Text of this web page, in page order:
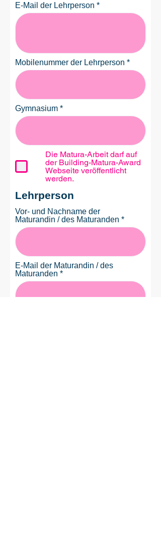
E-Mail der Lehrperson
Mobilenummer der Lehrperson
Gymnasium
Die Matura-Arbeit darf auf
der Building-Matura-Award
Webseite veröffentlicht
werden.
Lehrperson
Vor- und Nachname der
Maturandin / des Maturanden
E-Mail der Maturandin / des
Maturanden